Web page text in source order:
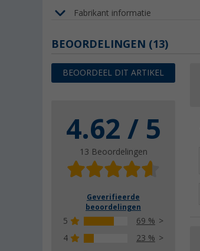
Fabrikant informatie
BEOORDELINGEN (13)
BEOORDEEL DIT ARTIKEL
4.62 / 5
13 Beoordelingen
Geverifieerde
beoordelingen
5
69 %
4
23 %